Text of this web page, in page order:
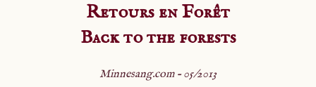
Retours en Forêt
Back to the forests
Minnesang.com - 05/2013